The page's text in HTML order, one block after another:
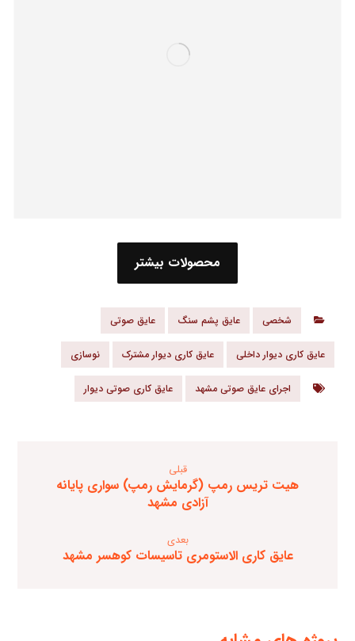
محصولات بیشتر
شخصی عایق پشم سنگ عایق صوتی
عایق کاری دیوار داخلی عایق کاری دیوار مشترک نوسازی
اجرای عایق صوتی مشهد عایق کاری صوتی دیوار
قبلی
هیت تریس رمپ (گرمایش رمپ) سواری پایانه
آزادی مشهد
بعدی
عایق کاری الاستومری تاسیسات کوهسر مشهد